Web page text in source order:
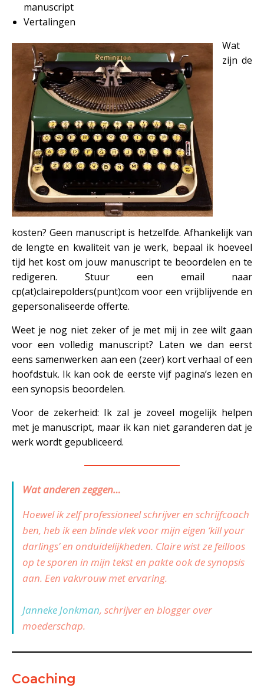
manuscript
Vertalingen
Wat
zijn de
kosten? Geen manuscript is hetzelfde. Afhankelijk van
de lengte en kwaliteit van je werk, bepaal ik hoeveel
tijd het kost om jouw manuscript te beoordelen en te
redigeren. Stuur een email naar
cp(at)clairepolders(punt)com voor een vrijblijvende en
gepersonaliseerde offerte.
Weet je nog niet zeker of je met mij in zee wilt gaan
voor een volledig manuscript? Laten we dan eerst
eens samenwerken aan een (zeer) kort verhaal of een
hoofdstuk. Ik kan ook de eerste vijf pagina’s lezen en
een synopsis beoordelen.
Voor de zekerheid: Ik zal je zoveel mogelijk helpen
met je manuscript, maar ik kan niet garanderen dat je
werk wordt gepubliceerd.
—————————
Wat anderen zeggen…
Hoewel ik zelf professioneel schrijver en schrijfcoach
ben, heb ik een blinde vlek voor mijn eigen ‘kill your
darlings’ en onduidelijkheden. Claire wist ze feilloos
op te sporen in mijn tekst en pakte ook de synopsis
aan. Een vakvrouw met ervaring.
Janneke Jonkman, schrijver en blogger over
moederschap.
Coaching